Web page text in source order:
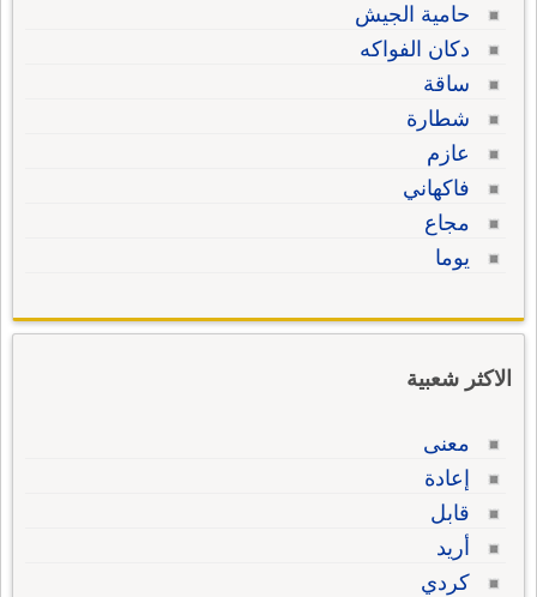
حامية الجيش
دكان الفواكه
ساقة
شطارة
عازم
فاكهاني
مجاع
يوما
الاكثر شعبية
معنى
إعادة
قابل
أريد
كردي